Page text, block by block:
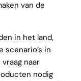
van de
in het land,
scenario’s in
naar
nodig